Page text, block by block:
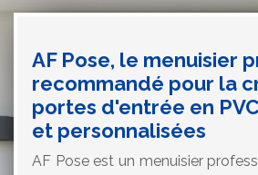
AF Pose, le menuisier
recommandé pour la
portes d'entrée en
et personnalisées
AF Pose est un menuisier